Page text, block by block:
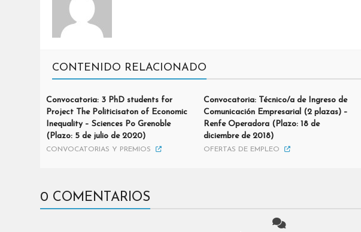
CONTENIDO RELACIONADO
Convocatoria: 3 PhD students for
Project The Politicisaton of Economic
Inequality – Sciences Po Grenoble
(Plazo: 5 de julio de 2020)
CONVOCATORIAS Y PREMIOS
Convocatoria: Técnico/a de Ingreso de
Comunicación Empresarial (2 plazas) –
Renfe Operadora (Plazo: 18 de
diciembre de 2018)
OFERTAS DE EMPLEO
0 COMENTARIOS